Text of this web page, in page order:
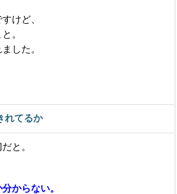
けど、
。
した。
れてるか
と。
からない。